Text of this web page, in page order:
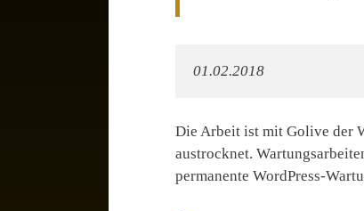
01.02.2018
Die Arbeit ist mit Golive der
austrocknet.
permanente WordPress-